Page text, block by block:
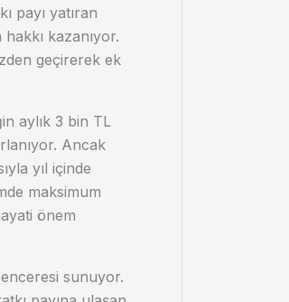
payı yatıran
hakkı kazanıyor.
geçirerek ek
aylık 3 bin TL
Ancak
yıl içinde
maksimum
önem
sunuyor.